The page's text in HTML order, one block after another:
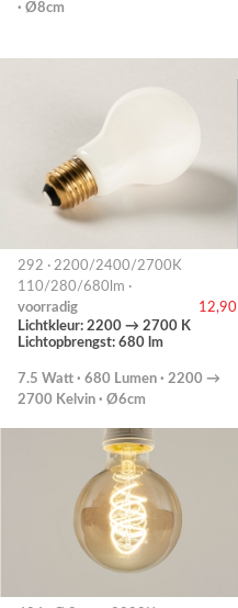
· Ø8cm
292 · 2200/2400/2700K
110/280/680lm ·
voorradig
12,90
Lichtkleur: 2200 → 2700 K
Lichtopbrengst: 680 lm
7.5 Watt · 680 Lumen · 2200 →
2700 Kelvin · Ø6cm